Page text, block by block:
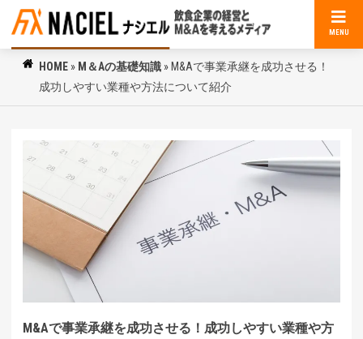
MENU
HOME » M＆Aの基礎知識 » M&Aで事業承継を成功させる！
成功しやすい業種や方法について紹介
M&Aで事業承継を成功させる！成功しやすい業種や方